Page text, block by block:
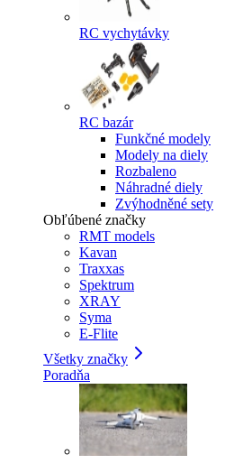
RC vychytávky
RC bazár
Funkčné modely
Modely na diely
Rozbaleno
Náhradné diely
Zvýhodněné sety
Obľúbené značky
RMT models
Kavan
Traxxas
Spektrum
XRAY
Syma
E-Flite
Všetky značky
Poradňa